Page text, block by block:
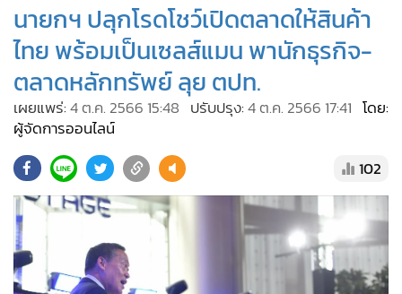
• คอลัมนิสต์
• ละคร
• CbizReview
• Cyber BIZ
• Good health & Well-being
• Green Innovation & SD
•
• MGR Live
•
Infographic
นายกฯ ปลุกโรดโชว์เปิดตลาดให้สินค้า
ไทย พร้อมเป็นเซลส์แมน พานักธุรกิจ-
ตลาดหลักทรัพย์ ลุย ตปท.
เผยแพร่:4 ต.ค. 2566 15:48 ปรับปรุง:4 ต.ค. 2566 17:41 โดย:
ผู้จัดการออนไลน์
102